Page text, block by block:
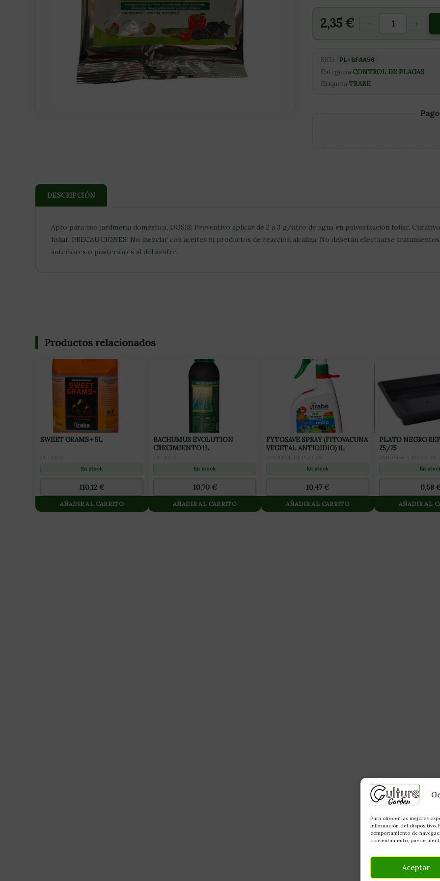
Para ofrecer las mejores
información del dispositivo.
comportamiento de
consentimiento, puede
Aceptar
2,35 € - +
SKU: PL-GFAA50
Categoría:CONTROL DE PLAGAS
Etiqueta:TRABE
DESCRIPCIÓN
Apto para uso jardinería doméstica. DOSIS: Preventivo aplicar de 2 a 3 g/litro de agua en pulverización foliar.
foliar. PRECAUCIONES: No mezclar con aceites ni productos de reacción alcalina. No deberán efectuarse
anteriores o posteriores al del azufre.
Productos relacionados
SWEET GRAMS + 5L
En stock
110,12 €
AÑADIR AL CARRITO
BACHUMUS EVOLUTION
CRECIMIENTO 1L
En stock
10,70 €
AÑADIR AL CARRITO
FYTOSAVE SPRAY (FITOVACUNA
VEGETAL ANTIOIDIO) 1L
En stock
10,47€
AÑADIR AL CARRITO
PLATO NEGRO
25/25
En
0,58
AÑADIR AL